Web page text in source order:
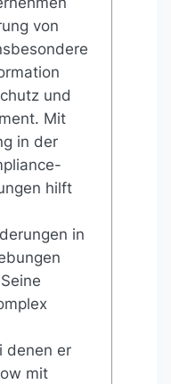
von
und
Mit
in der
hilft
in
denen er
mit